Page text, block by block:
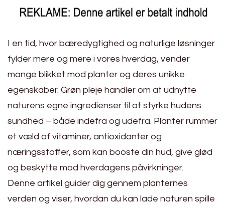
I en tid, hvor bæredygtighed og naturlige løsninger
fylder mere og mere i vores hverdag, vender
mange blikket mod planter og deres unikke
egenskaber. Grøn pleje handler om at udnytte
naturens egne ingredienser til at styrke hudens
sundhed – både indefra og udefra. Planter rummer
et væld af vitaminer, antioxidanter og
næringsstoffer, som kan booste din hud, give glød
og beskytte mod hverdagens påvirkninger.
Denne artikel guider dig gennem planternes
verden og viser, hvordan du kan lade naturen spille